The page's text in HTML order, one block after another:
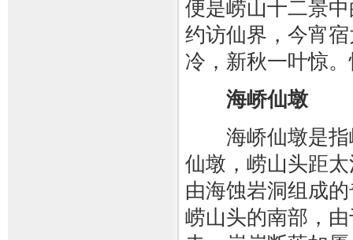
便是崂山十二景
约访仙界，今宵
冷，新秋一叶惊
海峤仙墩
海峤仙墩是指
仙墩，崂山头距
由海蚀岩洞组成
崂山头的南部，